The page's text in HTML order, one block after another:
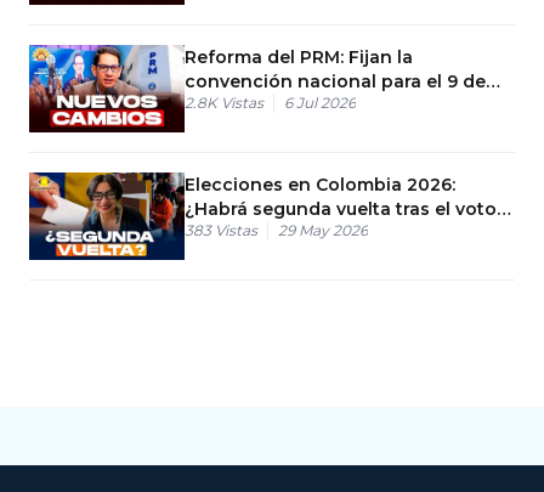
Reforma del PRM: Fijan la
convención nacional para el 9 de
agosto
2.8K Vistas 6 Jul 2026
Elecciones en Colombia 2026:
¿Habrá segunda vuelta tras el voto
del domingo?
383 Vistas 29 May 2026